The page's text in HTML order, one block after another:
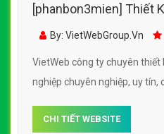
[phanbon3mien] Thiết
Nghiệp TBT đẹp,
By: VietWebGroup.Vn
VietWeb công ty chuyên thiết
nghiệp chuyên nghiệp, uy tín,
CHI TIẾT WEBSITE